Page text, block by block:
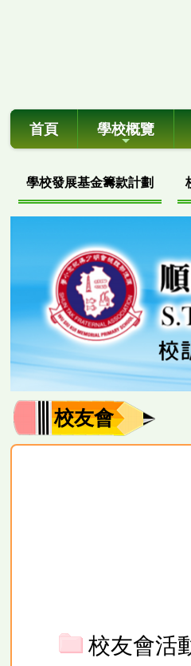
首頁 學校概覽
學校發展基金籌款計劃
校友會
校友會活